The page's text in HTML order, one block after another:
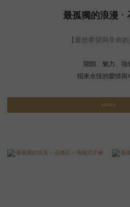
最孤獨的浪漫 ·
【重拾希望與生命的
開朗、魅力、強
招來永恆的愛情與
more